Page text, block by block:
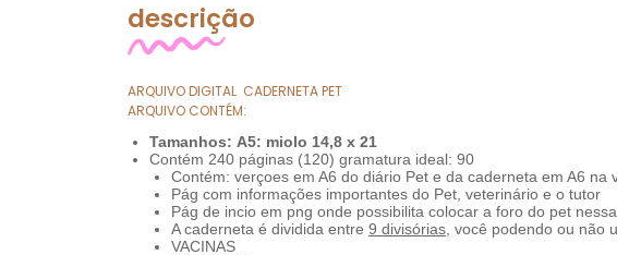
descrição
ARQUIVO DIGITAL CADERNETA PET
ARQUIVO CONTÉM:
Tamanhos: A5: miolo 14,8 x 21
Contém 240 páginas (120) gramatura ideal: 90
Contém: verçoes em A6 do diário Pet e da caderneta em A6 na
Pág com informações importantes do Pet, veterinário e o tutor
Pág de incio em png onde possibilita colocar a foro do pet
A caderneta é dividida entre 9 divisórias , você podendo ou não
VACINAS